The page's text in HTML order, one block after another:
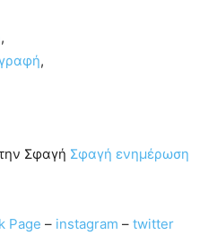
,
,
Σφαγή Σφαγή ενημέρωση
Page – instagram – twitter